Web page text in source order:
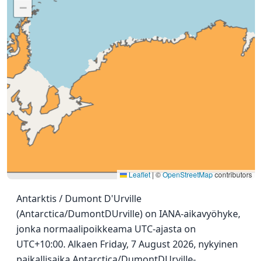
−
Leaflet|©OpenStreetMapcontributors
Antarktis / Dumont D'Urville
(Antarctica/DumontDUrville) on IANA-aikavyöhyke,
jonka normaalipoikkeama UTC-ajasta on
UTC+10:00. Alkaen Friday, 7 August 2026, nykyinen